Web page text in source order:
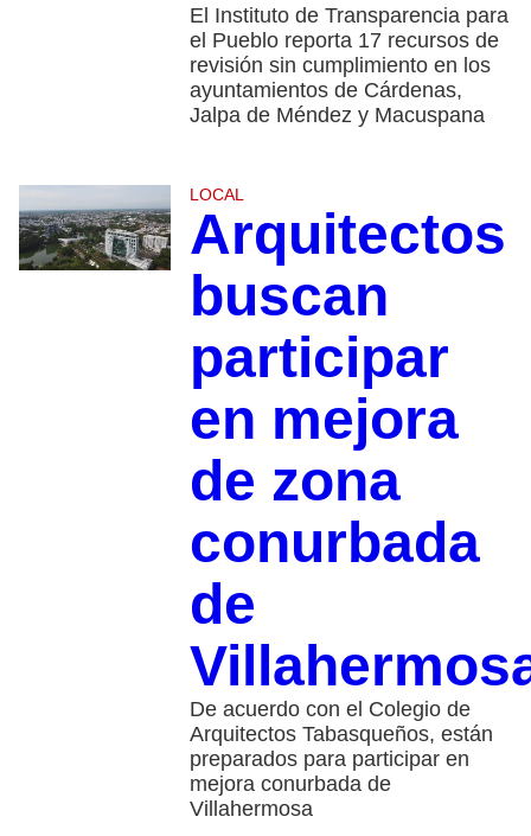
El Instituto de Transparencia para
el Pueblo reporta 17 recursos de
revisión sin cumplimiento en los
ayuntamientos de Cárdenas,
Jalpa de Méndez y Macuspana
LOCAL
Arquitectos
buscan
participar
en mejora
de zona
conurbada
de
De acuerdo con el Colegio de
Arquitectos Tabasqueños, están
preparados para participar en
mejora conurbada de
Villahermosa